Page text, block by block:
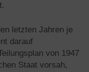
letzten Jahren je
darauf
von 1947
Staat vorsah,